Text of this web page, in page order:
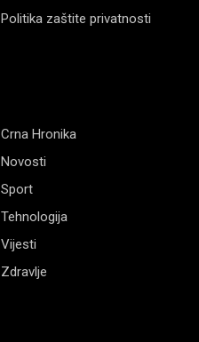
Politika zaštite privatnosti
Crna Hronika
Novosti
Sport
Tehnologija
Vijesti
Zdravlje